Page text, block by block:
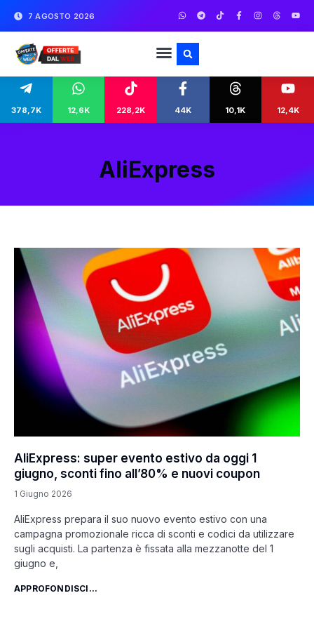
7 AGOSTO 2026
378,7K 12,6K 228,2K 44K 10,1K 12,4K
AliExpress
AliExpress: super evento estivo da oggi 1
giugno, sconti fino all’80% e nuovi coupon
1 Giugno 2026
AliExpress prepara il suo nuovo evento estivo con una
campagna promozionale ricca di sconti e codici da utilizzare
sugli acquisti. La partenza è fissata alla mezzanotte del 1
giugno e,
APPROFONDISCI...